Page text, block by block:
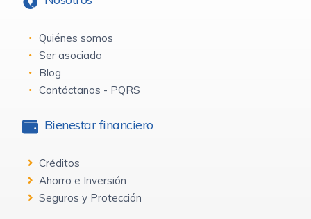
Quiénes somos
Ser asociado
Blog
Contáctanos - PQRS
Bienestar financiero
Créditos
Ahorro e Inversión
Seguros y Protección